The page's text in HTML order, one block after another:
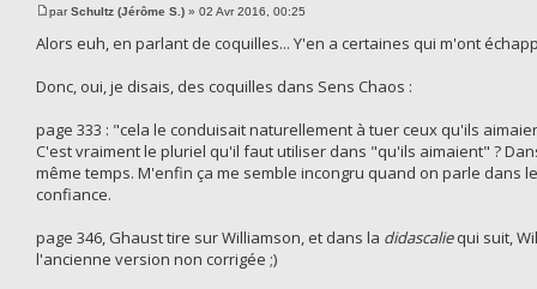
parSchultz (Jérôme S.) » 02 Avr 2016, 00:25
Alors euh, en parlant de coquilles... Y'en a certaines qui m'ont
Donc, oui, je disais, des coquilles dans Sens Chaos :
page 333 : "cela le conduisait naturellement à tuer ceux qu'ils
C'est vraiment le pluriel qu'il faut utiliser dans "qu'ils aimaient" ?
même temps. M'enfin ça me semble incongru quand on parle dans
confiance.
page 346, Ghaust tire sur Williamson, et dans la didascaliequi suit,
l'ancienne version non corrigée ;)